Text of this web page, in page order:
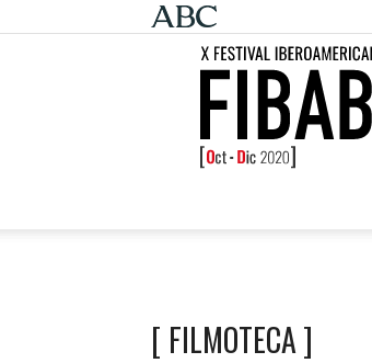
[ FILMOTECA ]